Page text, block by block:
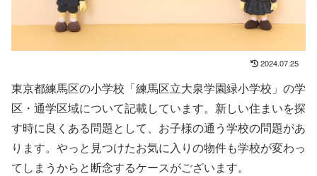
2024.07.25
東京都練馬区の小学校「練馬区立大泉学園緑小学校」の学
区・通学区域について記載しています。新しい住まいを探
す時に良くある問題として、お子様の通う学校の問題があ
ります。やっと見つけたお気に入りの物件も学校が変わっ
てしまうからと断念するケースがございます。